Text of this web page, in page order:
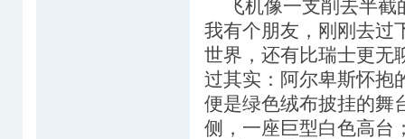
飞机像一支削去半截
我有个朋友，刚刚去过
世界，还有比瑞士更无
过其实：阿尔卑斯怀抱
便是绿色绒布披挂的舞
侧，一座巨型白色高台